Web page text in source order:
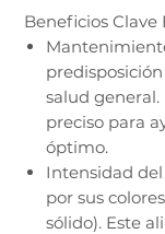
Beneficios Clave
salud
preciso para
óptimo.
Intensidad
por sus
sólido). Este